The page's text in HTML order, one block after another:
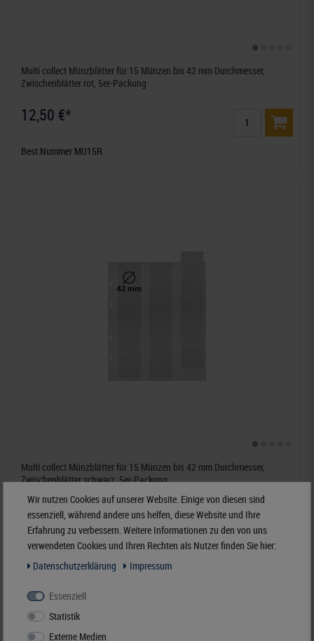
Multi collect Münzblätter für 15 Münzen bis 42 mm Durchmesser,
Zwischenblätter rot, 5er-Packung
12,50 €*
Best.Nummer MU15R
Multi collect Münzblätter für 15 Münzen bis 42 mm Durchmesser,
Zwischenblätter schwarz, 5er-Packung
12,50 €*
Best.Nummer MU15
Wir nutzen Cookies auf unserer Website. Einige von diesen sind
essenziell, während andere uns helfen, diese Website und Ihre
Erfahrung zu verbessern. Weitere Informationen zu den von uns
verwendeten Cookies und Ihren Rechten als Nutzer finden Sie hier:
Daten­schutz­erklärung
Impressum
Essenziell
Statistik
Externe Medien